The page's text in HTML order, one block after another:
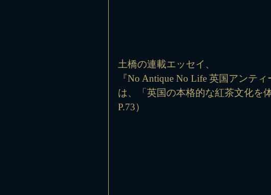
土橋の連載エッセイ、
『No Antique No Life 英国アンテ
は、「英国の本格的な紅茶文化を
P.73）